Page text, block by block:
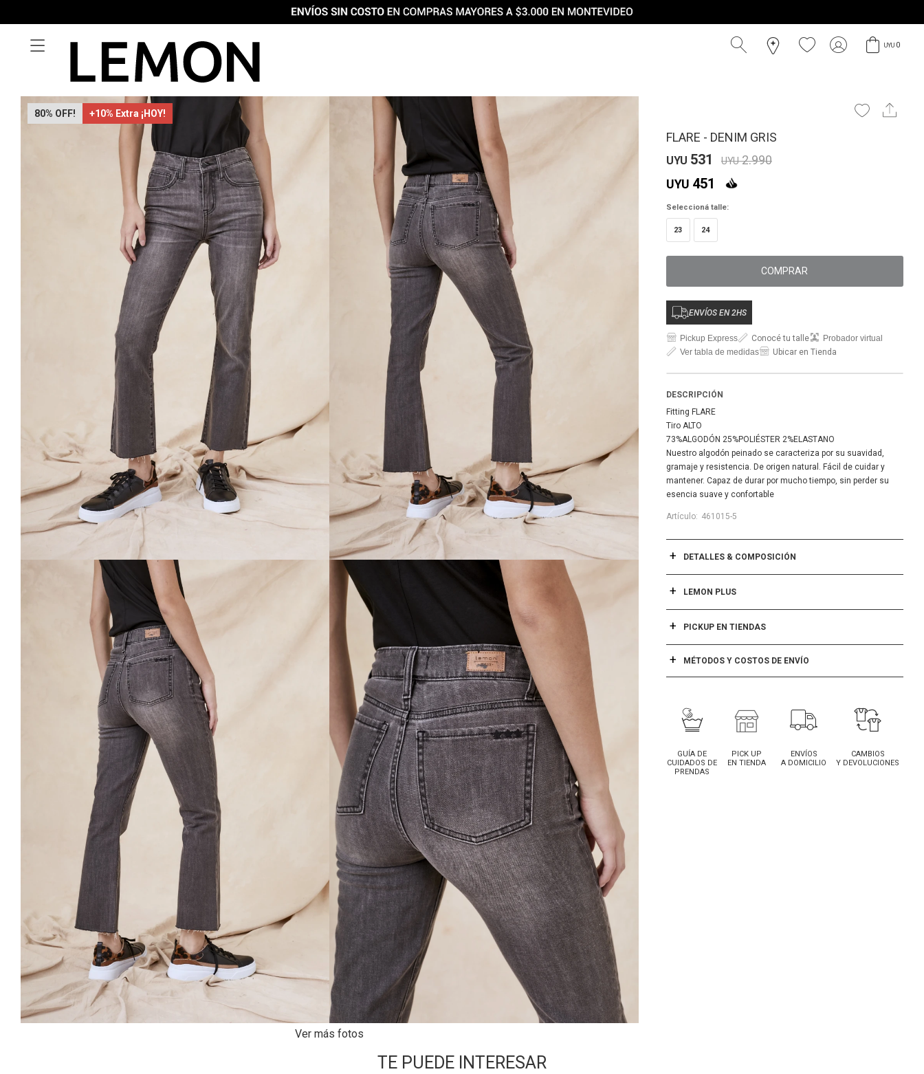
UYU 0

80 +10% Extra ¡HOY!
Ver más fotos
FLARE - DENIM GRIS
UYU 531 UYU 2.990
UYU 451
Seleccioná talle:
23 24
COMPRAR
ENVÍOS EN 2HS
Pickup Express Conocé tu talle
Probador virtual
Ver tabla de medidas
Ubicar en Tienda
DESCRIPCIÓN
Fitting FLARE
Tiro ALTO
73%ALGODÓN 25%POLIÉSTER 2%ELASTANO
Nuestro algodón peinado se caracteriza por su suavidad,
gramaje y resistencia. De origen natural. Fácil de cuidar y
mantener. Capaz de durar por mucho tiempo, sin perder su
esencia suave y confortable
461015-5
DETALLES & COMPOSICIÓN
LEMON PLUS
PICKUP EN TIENDAS
MÉTODOS Y COSTOS DE ENVÍO
GUÍA DE
CUIDADOS DE
PRENDAS
PICK UP
EN TIENDA
ENVÍOS
A DOMICILIO
CAMBIOS
Y DEVOLUCIONES
TE PUEDE INTERESAR